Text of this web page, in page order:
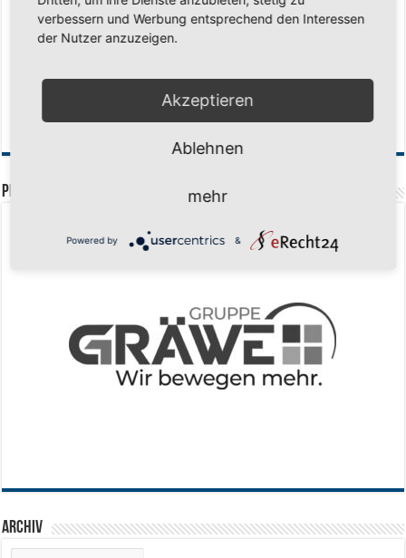
Historischer Triumph in Langen: Ü45 krönt sich zum fünften Mal in Folge
zum Deutschen Meister 11. Mai 2026
Mission Titelverteidigung: LOCO Express greift nach dem fünften Titel in
PREMIUMPARTNER
Archiv
Archiv
verbessern und Werbung entsprechend den Interessen
der Nutzer anzuzeigen.
Akzeptieren
Ablehnen
mehr
Powered by &